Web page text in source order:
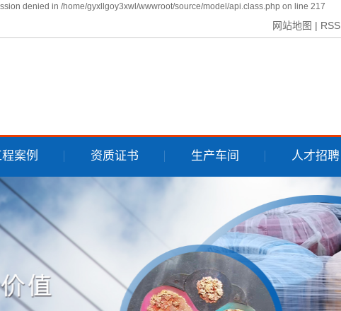
denied in /home/gyxllgoy3xwl/wwwroot/source/model/api.class.php on line 217
网站地图 | RSS
案例
程案例
资质证书 生产车间 人才招聘
校园招聘
社会招聘